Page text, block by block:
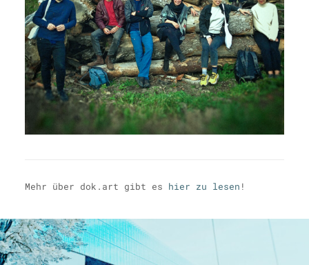
Mehr über dok.art gibt es hier zu lesen !